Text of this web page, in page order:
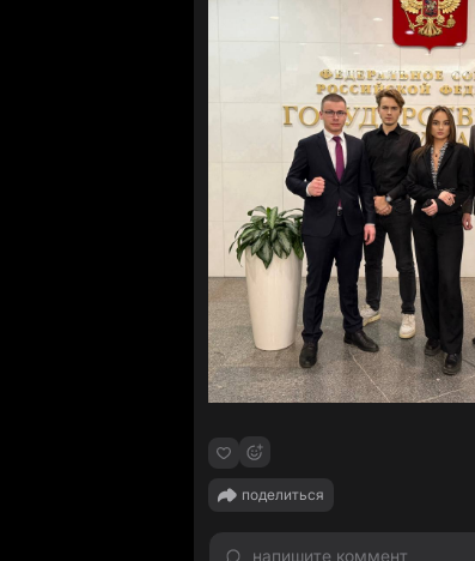
поделиться
напишите коммент